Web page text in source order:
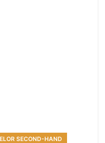
SECOND-HAND